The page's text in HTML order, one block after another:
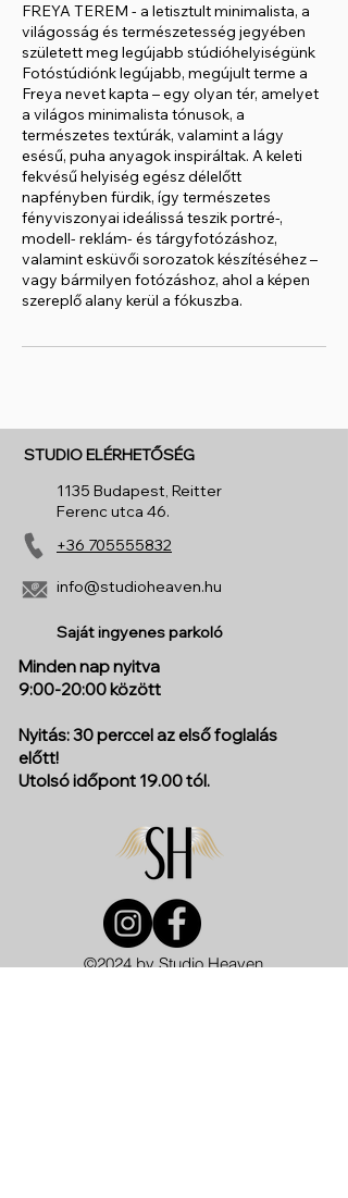
FREYA TEREM - a letisztult minimalista, a
világosság és természetesség jegyében
született meg legújabb stúdióhelyiségünk
Fotóstúdiónk legújabb, megújult terme a
Freya nevet kapta – egy olyan tér, amelyet
a világos minimalista tónusok, a
természetes textúrák, valamint a lágy
esésű, puha anyagok inspiráltak. A keleti
fekvésű helyiség egész délelőtt
napfényben fürdik, így természetes
fényviszonyai ideálissá teszik portré-,
modell- reklám- és tárgyfotózáshoz,
valamint esküvői sorozatok készítéséhez –
vagy bármilyen fotózáshoz, ahol a képen
STUDIO ELÉRHETŐSÉG
1135 Budapest, Reitter
Ferenc utca 46.
+36 705555832
info@studioheaven.hu
Saját ingyenes parkoló
Minden nap nyitva
9:00-20:00 között
Nyitás: 30 perccel az első foglalás
előtt!
Utolsó időpont 19.00 tól.
©2024 by Studio Heaven